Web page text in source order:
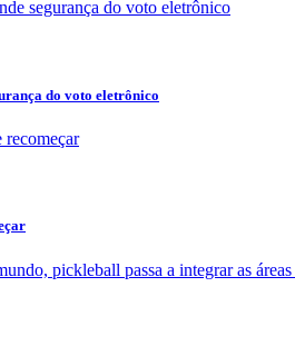
do voto eletrônico